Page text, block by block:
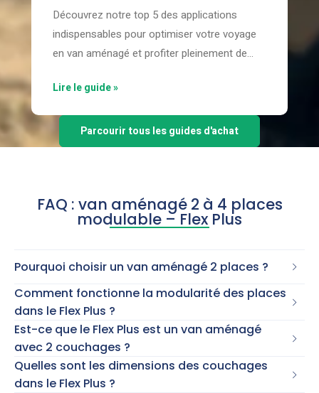
Découvrez notre top 5 des applications
indispensables pour optimiser votre voyage
en van aménagé et profiter pleinement de
Lire le guide »
Parcourir tous les guides d'achat
FAQ : van aménagé 2 à 4 places
modulable – Flex Plus
Pourquoi choisir un van aménagé 2 places ?
Comment fonctionne la modularité des places
dans le Flex Plus ?
Est-ce que le Flex Plus est un van aménagé
avec 2 couchages ?
Quelles sont les dimensions des couchages
dans le Flex Plus ?